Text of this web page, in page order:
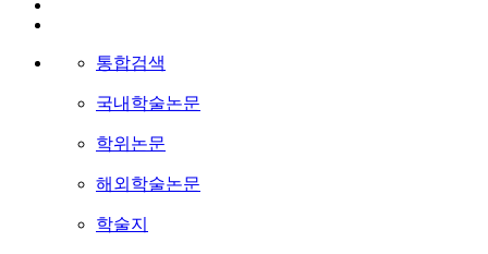
통합검색
국내학술논문
학위논문
해외학술논문
학술지